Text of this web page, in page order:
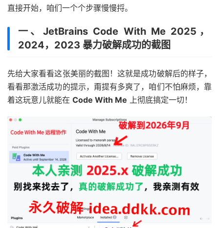
直接开始，咱们一个个步骤慢慢捋。
一、JetBrains Code With Me 2025，
2024，2023 暴力破解成功的截图
先给大家看看这张美丽的截图！这就是成功破解后的样子，
看看那激活成功的提示，甭提有多爽了，咱们不怕麻烦，靠
着这玩意儿就能在 Code With Me 上彻底搞定一切！